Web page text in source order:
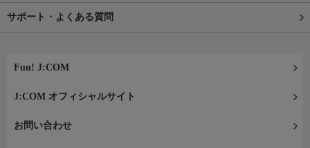
サポート・よくある質問
Fun! J:COM
J:COM オフィシャルサイト
お問い合わせ